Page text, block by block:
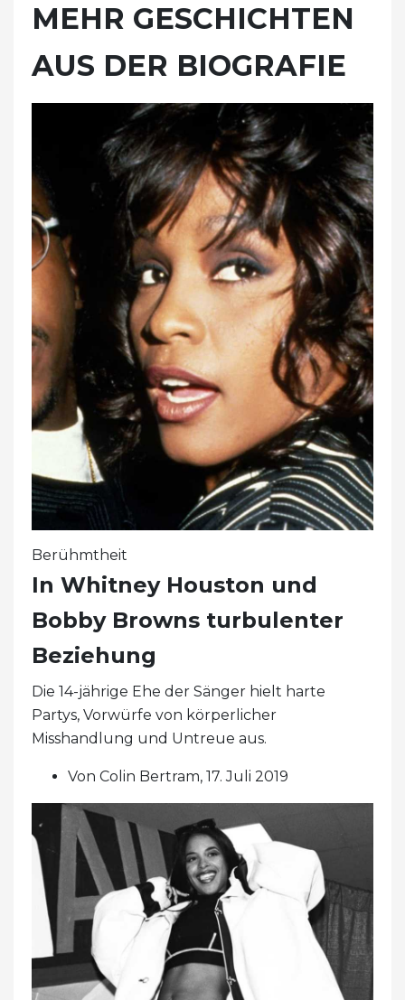
MEHR GESCHICHTEN
AUS DER BIOGRAFIE
Berühmtheit
In Whitney Houston und
Bobby Browns turbulenter
Beziehung
Die 14-jährige Ehe der Sänger hielt harte
Partys, Vorwürfe von körperlicher
Misshandlung und Untreue aus.
Von Colin Bertram, 17. Juli 2019